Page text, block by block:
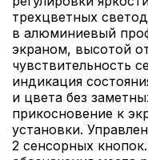
трехцветных
в алюминиевый
экраном, высотой
чувствительность
индикация
и цвета без
прикосновение к
установки.
2 сенсорных